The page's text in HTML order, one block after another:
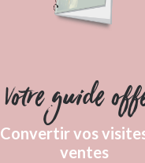
Votre guide
Convertir vos
ventes